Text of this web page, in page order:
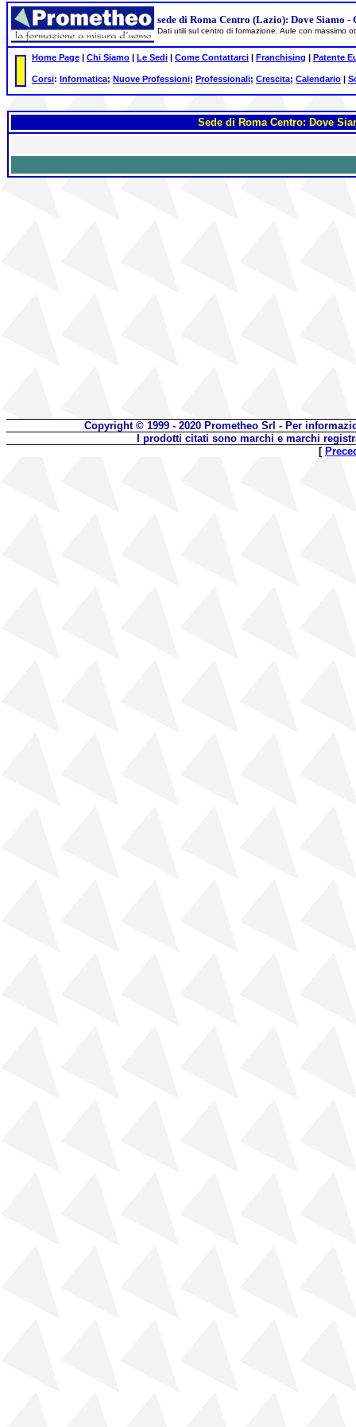
sede di Roma Centro (Lazio): Dove Siamo -
Dati utili sul centro di formazione. Aule con massimo
Home Page | Chi Siamo | Le Sedi | Come Contattarci | Franchising | Patente
Corsi: Informatica; Nuove Professioni; Professionali; Crescita; Calendario |
Sede di Roma Centro: Dove
Copyright © 1999 - 2020 Prometheo Srl - Per
I prodotti citati sono marchi e marchi
[